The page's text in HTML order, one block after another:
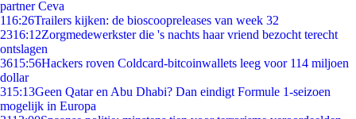
partner Ceva
116:26Trailers kijken: de bioscoopreleases van week 32
2316:12Zorgmedewerkster die 's nachts haar vriend bezocht terecht
ontslagen
3615:56Hackers roven Coldcard-bitcoinwallets leeg voor 114 miljoen
dollar
315:13Geen Qatar en Abu Dhabi? Dan eindigt Formule 1-seizoen
mogelijk in Europa